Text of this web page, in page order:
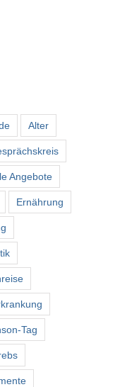
Alter
Angebote
Ernährung
Tag